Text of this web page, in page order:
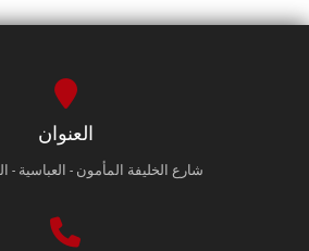
العنوان
شارع الخليفة المأمون - العباسية -